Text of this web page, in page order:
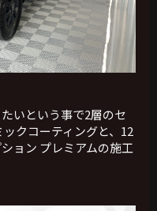
いという事で2層のセ
クコーティングと、12
ョン プレミアムの施工